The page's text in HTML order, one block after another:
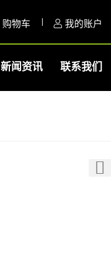
购物车 我的账户
新闻资讯 联系我们